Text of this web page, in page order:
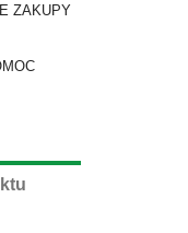
ZAKUPY